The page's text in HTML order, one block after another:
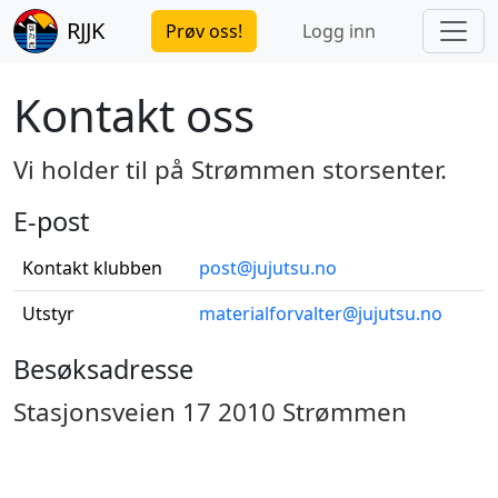
RJJK Prøv oss! Logg inn
Kontakt oss
Vi holder til på Strømmen storsenter.
E-post
Kontakt klubben
post@jujutsu.no
Utstyr
materialforvalter@jujutsu.no
Besøksadresse
Stasjonsveien 17 2010 Strømmen